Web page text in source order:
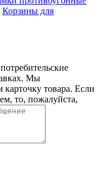
Корзины для
Мы
товара. Если
то, пожалуйста,